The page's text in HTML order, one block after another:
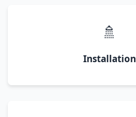
🚿
Installation